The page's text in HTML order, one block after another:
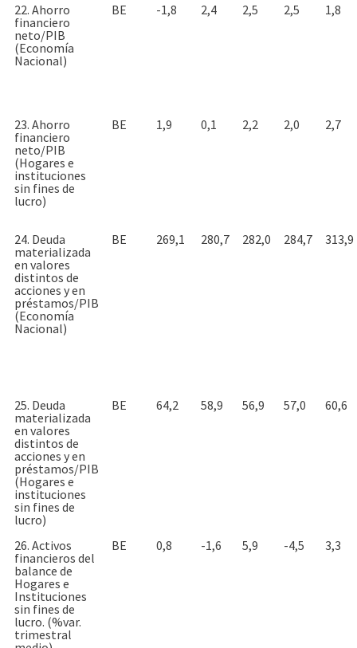
22. Ahorro
financiero
neto/PIB
(Economía
Nacional)
BE -1,8 2,4 2,5 2,5 1,8
23. Ahorro
financiero
neto/PIB
(Hogares e
instituciones
sin fines de
lucro)
BE 1,9 0,1 2,2 2,0 2,7
24. Deuda
materializada
en valores
distintos de
acciones y en
préstamos/PIB
(Economía
Nacional)
BE 269,1 280,7 282,0 284,7 313,9
25. Deuda
materializada
en valores
distintos de
acciones y en
préstamos/PIB
(Hogares e
instituciones
sin fines de
lucro)
BE 64,2 58,9 56,9 57,0 60,6
26. Activos
financieros del
balance de
Hogares e
Instituciones
sin fines de
lucro. (%var.
trimestral
BE 0,8 -1,6 5,9 -4,5 3,3